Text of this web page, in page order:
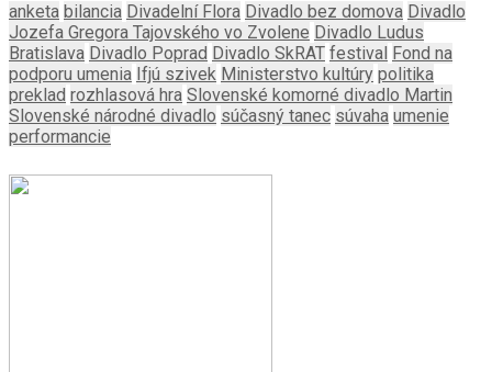
anketa bilancia Divadelní Flora Divadlo bez domova Divadlo
Jozefa Gregora Tajovského vo Zvolene Divadlo Ludus
Bratislava Divadlo Poprad Divadlo SkRAT festival Fond na
podporu umenia Ifjú szivek Ministerstvo kultúry politika
preklad rozhlasová hra Slovenské komorné divadlo Martin
Slovenské národné divadlo súčasný tanec súvaha umenie
performancie